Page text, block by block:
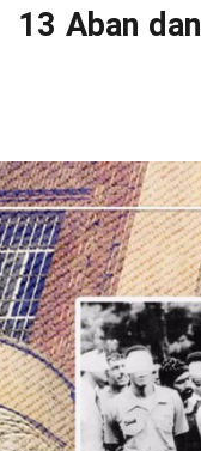
13 Aban